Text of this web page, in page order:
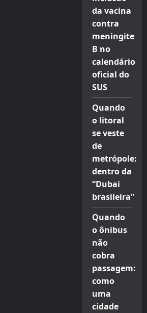
da vacina
contra
meningite
B no
calendário
oficial do
SUS
Quando
o litoral
se veste
de
metrópole:
dentro da
“Dubai
brasileira”
Quando
o ônibus
não
cobra
passagem:
como
uma
cidade